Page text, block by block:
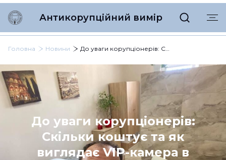
Антикорупційний вимір
Головна Новини До уваги корупціонерів: Скільки коштує та як виглядає VIP-камера в Одеському СІЗО
До уваги корупціонерів:
Скільки коштує та як
виглядає VIP-камера в